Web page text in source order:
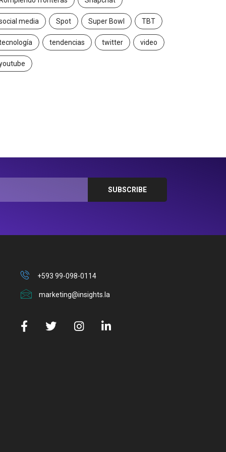
media Spot Super Bowl TBT
tendencias twitter video
+593 99-098-0114
marketing@insights.la